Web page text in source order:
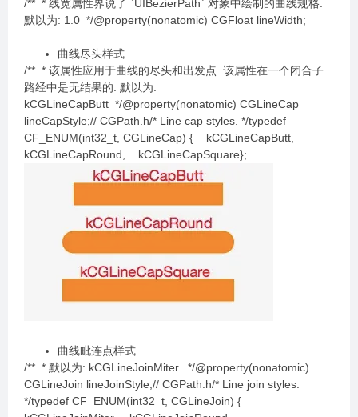
/** * 线宽属性界说了 `UIBezierPath` 对象中绘制的曲线规格.
默以为: 1.0 */@property(nonatomic) CGFloat lineWidth;
曲线尽头样式
/** * 该属性应用于曲线的尽头和出发点. 该属性在一个闭合子
路经中是无结果的. 默以为:
kCGLineCapButt */@property(nonatomic) CGLineCap
lineCapStyle;// CGPath.h/* Line cap styles. */typedef
CF_ENUM(int32_t, CGLineCap) { kCGLineCapButt,
kCGLineCapRound, kCGLineCapSquare};
曲线毗连点样式
/** * 默以为: kCGLineJoinMiter. */@property(nonatomic)
CGLineJoin lineJoinStyle;// CGPath.h/* Line join styles.
*/typedef CF_ENUM(int32_t, CGLineJoin) {